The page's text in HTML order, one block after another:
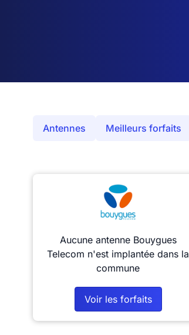
Antennes Meilleurs forfaits
Aucune antenne Bouygues
Telecom n'est implantée dans la
commune
Voir les forfaits